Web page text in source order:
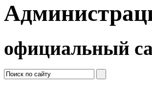
официальный